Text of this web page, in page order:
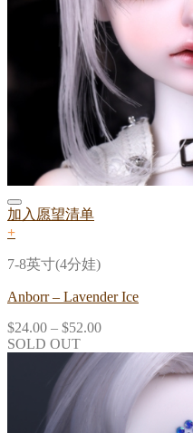
加入愿望清单
+
7-8英寸(4分娃)
Anborr – Lavender Ice
$24.00 – $52.00
SOLD OUT